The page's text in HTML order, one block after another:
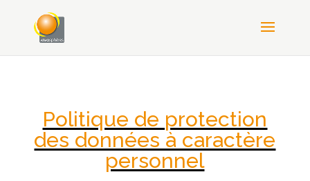
Politique de protection
des données à caractère
personnel